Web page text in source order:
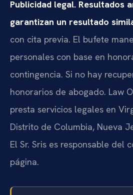
Publicidad legal. Resultados
garantizan un resultado
con cita previa. El bufete
personales con base en
contingencia. Si no hay
honorarios de abogado. Law
presta servicios legales en
Distrito de Columbia, Nueva
El Sr. Sris es responsable del
página.